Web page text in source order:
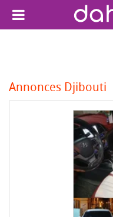
Annonces Djibouti